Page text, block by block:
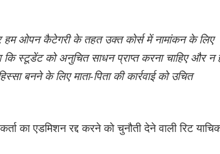
हम ओपन कैटेगरी के तहत उक्त कोर्स में नामांकन के लिए
स्टूडेंट को अनुचित साधन प्राप्त करना चाहिए और न
बनने के लिए माता-पिता की कार्रवाई को उचित
का एडमिशन रद्द करने को चुनौती देने वाली रिट